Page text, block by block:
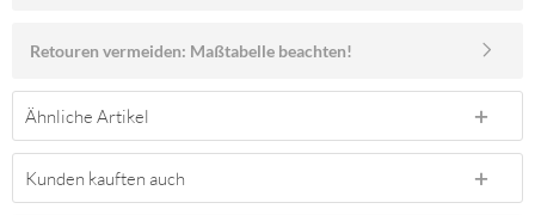
Retouren vermeiden: Maßtabelle beachten!
Ähnliche Artikel
Kunden kauften auch